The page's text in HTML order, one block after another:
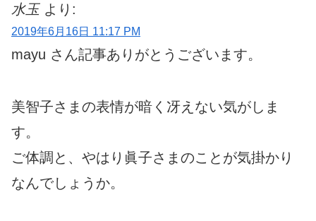
水玉 より:
2019年6月16日 11:17 PM
mayu さん記事ありがとうございます。
美智子さまの表情が暗く冴えない気がしま
す。
ご体調と、やはり眞子さまのことが気掛かり
なんでしょうか。